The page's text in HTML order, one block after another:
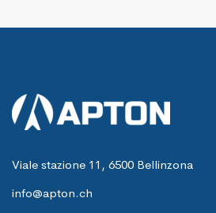
Viale stazione 11, 6500 Bellinzona
info@apton.ch